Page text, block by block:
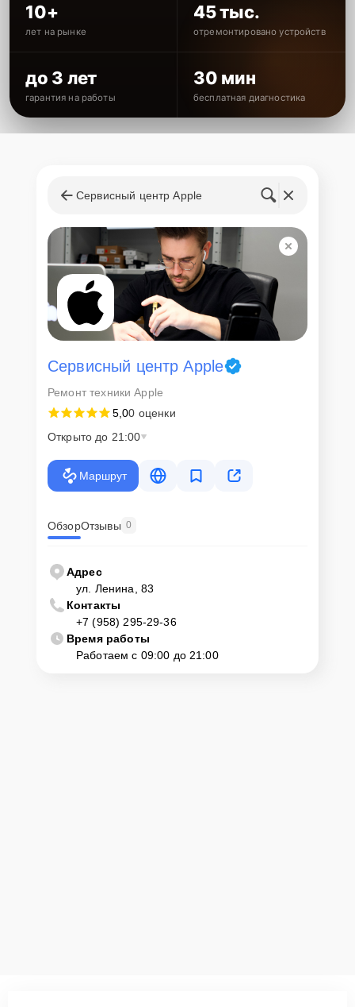
10+
лет на рынке
45 тыс.
отремонтировано устройств
до 3 лет
гарантия на работы
30 мин
бесплатная диагностика
Сервисный центр Apple
Сервисный центр Apple
Ремонт техники Apple
5,00 оценки
Открыто до 21:00
Маршрут
ОбзорОтзывы 0
Адрес
ул. Ленина, 83
Контакты
+7 (958) 295-29-36
Время работы
Работаем с 09:00 до 21:00